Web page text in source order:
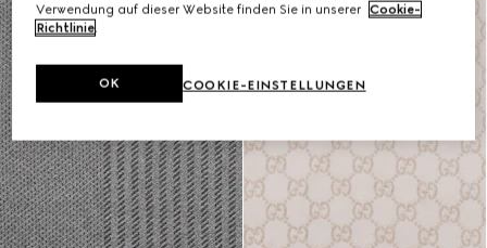
Verwendung auf dieser Website finden Sie in unserer Cookie-
Richtlinie.
COOKIE-EINSTELLUNGEN
OK